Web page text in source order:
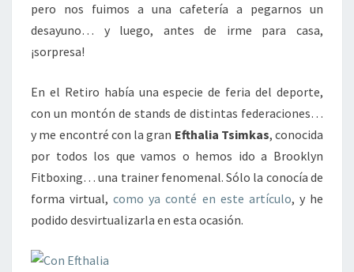
pero nos fuimos a una cafetería a pegarnos un
desayuno… y luego, antes de irme para casa,
¡sorpresa!
En el Retiro había una especie de feria del deporte,
con un montón de stands de distintas federaciones…
y me encontré con la gran Efthalia Tsimkas, conocida
por todos los que vamos o hemos ido a Brooklyn
Fitboxing… una trainer fenomenal. Sólo la conocía de
forma virtual,como ya conté en este artículo, y he
podido desvirtualizarla en esta ocasión.